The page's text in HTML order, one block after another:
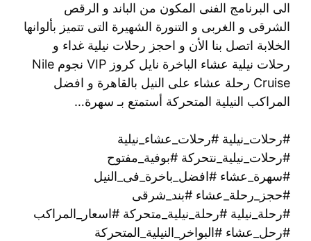
الى البرنامج الفنى المكون من الباند و الرقص
الشرقى و الغربى و التنورة الشهيرة التى تتميز بألوانها
الخلابة اتصل بنا الأن و احجز رحلات نيلية غداء و
رحلات نيلية عشاء الباخرة نايل كروز VIP نجوم Nile
Cruise رحلة عشاء على النيل بالقاهرة و افضل
المراكب النيلية المتحركة أستمتع بـ سهرة…
#رحلات_نيلية #رحلات_عشاء_نيلية
#رحلات_نيلية_نتحركة #بوفية_مفتوح
#سهرة_عشاء #افضل_باخرة_فى_النيل
#حجز_رحلة_عشاء #بند_شرقى
#رحلة_نيلية #رحلة_نيلية_متحركة #اسعار_المراكب
#رحل_عشاء #البواخر_النيلية_المتحركة